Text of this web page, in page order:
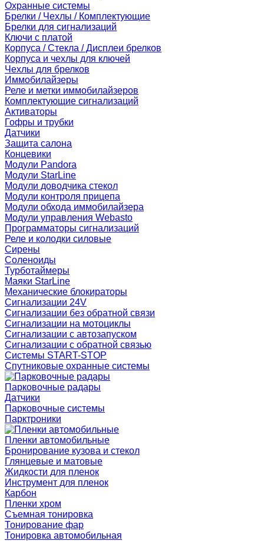
Охранные системы
Брелки / Чехлы / Комплектующие
Брелки для сигнализаций
Ключи с платой
Корпуса / Стекла / Дисплеи брелков
Корпуса и чехлы для ключей
Чехлы для брелков
Иммобилайзеры
Реле и метки иммобилайзеров
Комплектующие сигнализаций
Активаторы
Гофры и трубки
Датчики
Защита салона
Концевики
Модули Pandora
Модули StarLine
Модули доводчика стекол
Модули контроля прицепа
Модули обхода иммобилайзера
Модули управления Webasto
Программаторы сигнализаций
Реле и колодки силовые
Сирены
Соленоиды
Турботаймеры
Маяки StarLine
Механические блокираторы
Сигнализации 24V
Сигнализации без обратной связи
Сигнализации на мотоциклы
Сигнализации с автозапуском
Сигнализации с обратной связью
Системы START-STOP
Спутниковые охранные системы
Парковочные радары
Датчики
Парковочные системы
Парктроники
Пленки автомобильные
Бронирование кузова и стекол
Глянцевые и матовые
Жидкости для пленок
Инструмент для пленок
Карбон
Пленки хром
Съемная тонировка
Тонирование фар
Тонировка автомобильная